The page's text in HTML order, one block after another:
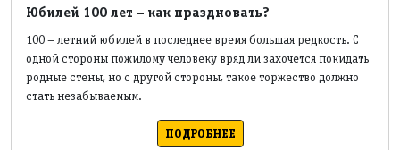
Юбилей 100 лет – как праздновать?
100 – летний юбилей в последнее время большая редкость. С
одной стороны пожилому человеку вряд ли захочется покидать
родные стены, но с другой стороны, такое торжество должно
стать незабываемым.
ПОДРОБНЕЕ